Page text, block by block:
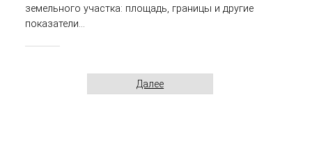
земельного участка: площадь, границы и другие
показатели...
Далее